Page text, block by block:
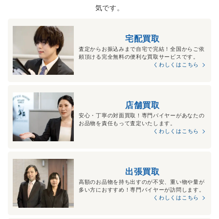
気です。
宅配買取
査定からお振込みまで自宅で完結！全国からご依
頼頂ける完全無料の便利な買取サービスです。
くわしくはこちら
店舗買取
安心・丁寧の対面買取！専門バイヤーがあなたの
お品物を責任もって査定いたします。
くわしくはこちら
出張買取
高額のお品物を持ち出すのが不安、重い物や量が
多い方におすすめ！専門バイヤーが訪問します。
くわしくはこちら